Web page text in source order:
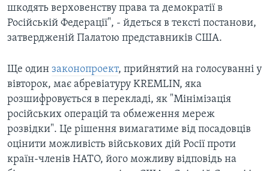
шкодять верховенству права та демократії в
Російській Федерації", - йдеться в тексті постанови,
затвердженій Палатою представників США.
Ще один законопроект, прийнятий на голосуванні у
вівторок, має абревіатуру KREMLIN, яка
розшифровується в перекладі, як "Мінімізація
російських операцій та обмеження мереж
розвідки". Це рішення вимагатиме від посадовців
оцінити можливість військових дій Росії проти
країн-членів НАТО, його можливу відповідь на